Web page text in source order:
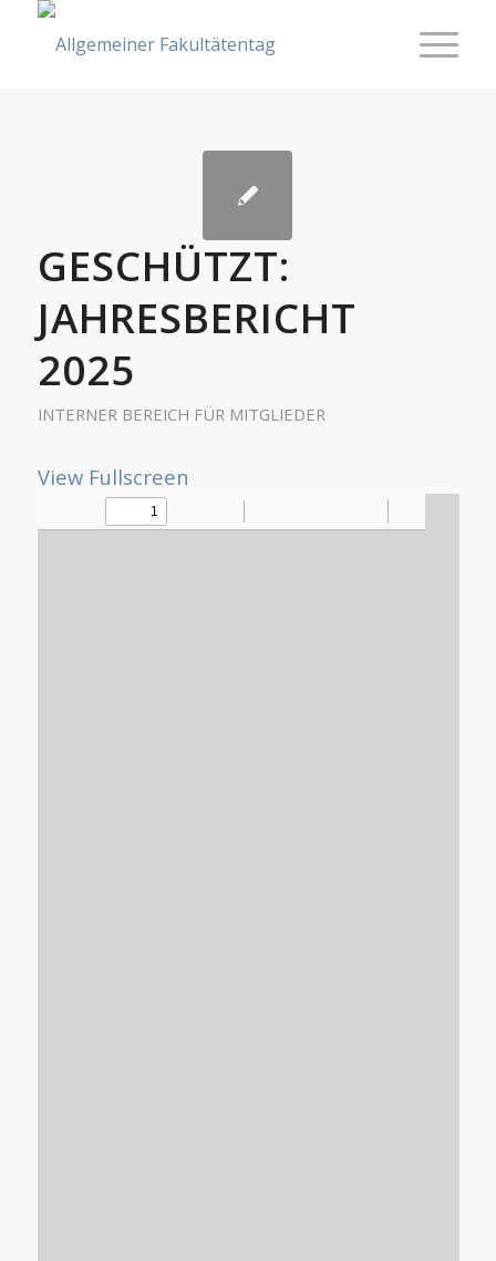
GESCHÜTZT:
JAHRESBERICHT
2025
INTERNER BEREICH FÜR MITGLIEDER
View Fullscreen